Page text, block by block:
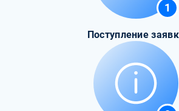
1
Поступление